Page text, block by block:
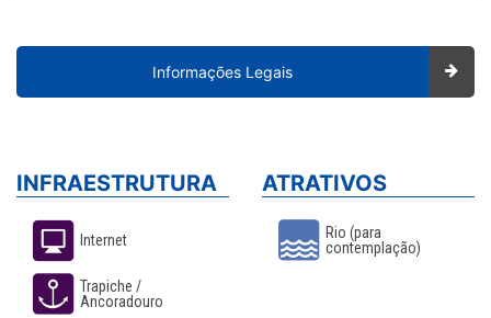
Informações Legais
INFRAESTRUTURA
Internet
Trapiche /
Ancoradouro
ATRATIVOS
Rio (para
contemplação)